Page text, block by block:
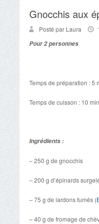
Gnocchis aux
Posté par Laura
Pour 2 personnes
Temps de préparation : 5
Temps de cuisson : 10
Ingrédients :
– 250 g de gnocchis
– 200 g d’épinards
– 75 g de lardons fumés (
– 40 g de fromage de